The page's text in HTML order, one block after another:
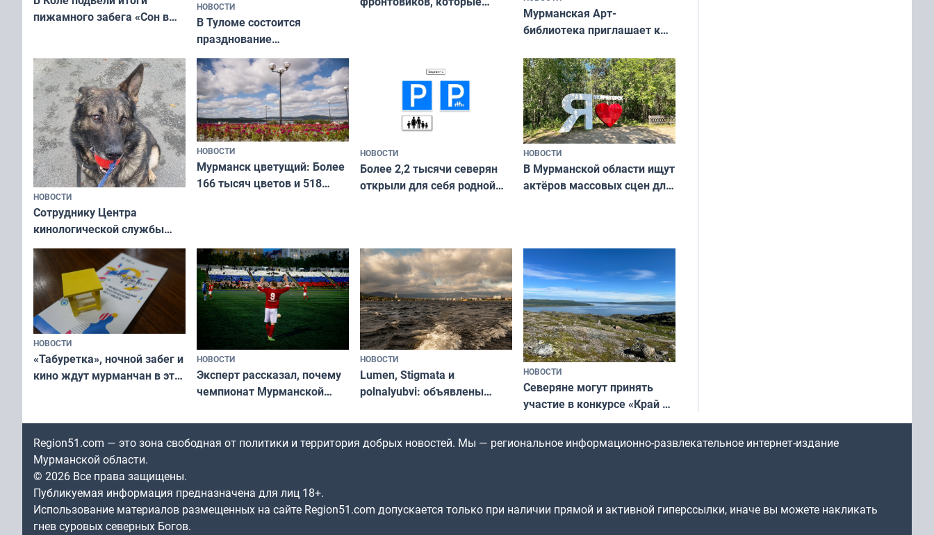
пижамного забега «Сон в
НОВОСТИ
В Туломе состоится
празднование
Международного дня
коренных народов мира
Мурманская Арт-
библиотека приглашает к
и фотографов
НОВОСТИ
Сотруднику Центра
кинологической службы
ищут новый дом
НОВОСТИ
Мурманск цветущий: Более
166 тысяч цветов и 518
НОВОСТИ
Более 2,2 тысячи северян
открыли для себя родной
НОВОСТИ
В Мурманской области ищут
актёров массовых сцен для
НОВОСТИ
«Табуретка», ночной забег и
кино ждут мурманчан в эти
НОВОСТИ
Эксперт рассказал, почему
чемпионат Мурманской
незамеченным
НОВОСТИ
Lumen, Stigmata и
polnalyubvi: объявлены
«Имандра» в 2026 года
НОВОСТИ
Северяне могут принять
участие в конкурсе «Край у
северной границы: фотогид
по Печенгскому округу»
Region51.com — это зона свободная от политики и территория добрых новостей. Мы — региональное информационно-развлекательное интернет-издание
Мурманской области.
© 2026 Все права защищены.
Публикуемая информация предназначена для лиц 18+.
Использование материалов размещенных на сайте Region51.com допускается только при наличии прямой и активной гиперссылки, иначе вы можете накликать
гнев суровых северных Богов.